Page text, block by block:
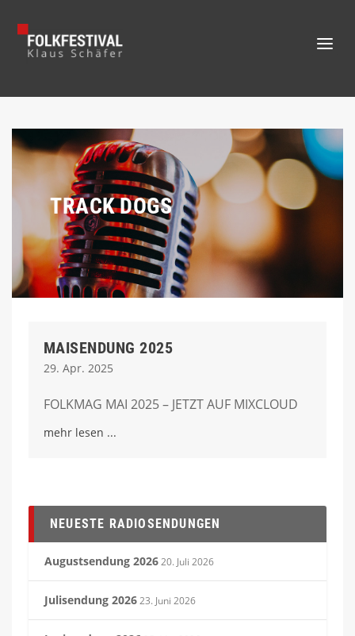
TRACK DOGS
MAISENDUNG 2025
29. Apr. 2025
FOLKMAG MAI 2025 – JETZT AUF MIXCLOUD
mehr lesen
NEUESTE RADIOSENDUNGEN
Augustsendung 202620. Juli 2026
Julisendung 202623. Juni 2026